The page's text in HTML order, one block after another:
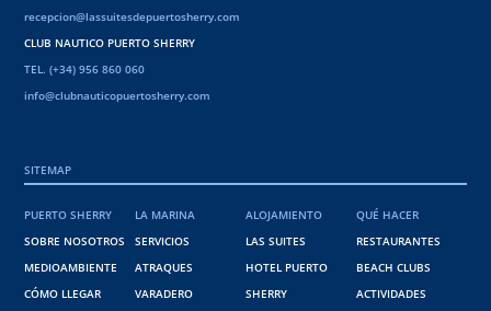
recepcion@lassuitesdepuertosherry.com
CLUB NAUTICO PUERTO SHERRY
TEL. (+34) 956 860 060
info@clubnauticopuertosherry.com
SITEMAP
PUERTO SHERRY
SOBRE NOSOTROS
MEDIOAMBIENTE
CÓMO LLEGAR
LA MARINA
SERVICIOS
ATRAQUES
VARADERO
ALOJAMIENTO
LAS SUITES
HOTEL PUERTO
SHERRY
QUÉ HACER
RESTAURANTES
BEACH CLUBS
ACTIVIDADES